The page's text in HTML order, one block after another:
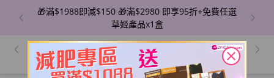
🎁滿$1988即減$150 🎁滿$2980 即享95折+免費任選
草姬產品x1盒
出位價😍ZINO 魔幻亮肌BB精華/瞬滑霜/紋立消 🔥單盒
價$129/件！香港地區免運費 優惠至8月6日 close